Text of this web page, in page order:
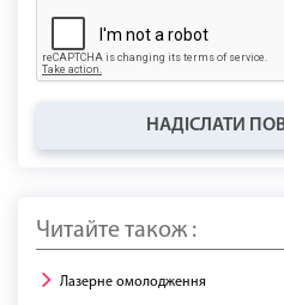
НАДІСЛАТИ
Читайте також :
Лазерне омолодження